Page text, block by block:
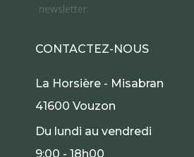
newsletter.
CONTACTEZ-NOUS
La Horsière - Misabran
41600 Vouzon
Du lundi au vendredi
9:00 - 18h00